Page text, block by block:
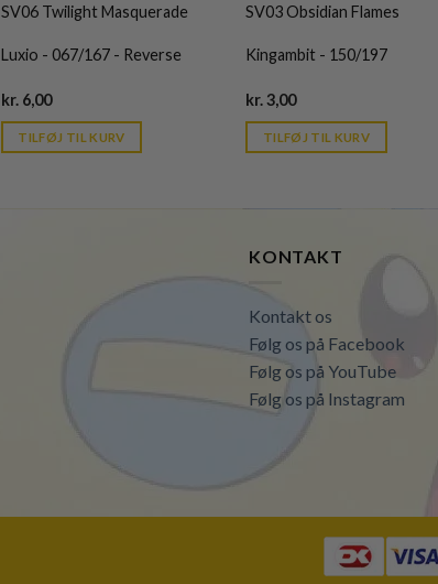
SV06 Twilight Masquerade
Luxio - 067/167 - Reverse
kr.6,00Current
is:
kr. 39,95.
TILFØJ TIL KURV
SV03 Obsidian Flames
Kingambit - 150/197
kr.3,00Current
is:
kr. 39,95.
TILFØJ TIL KURV
KONTAKT
Kontakt os
Følg os på Facebook
Følg os på YouTube
Følg os på Instagram